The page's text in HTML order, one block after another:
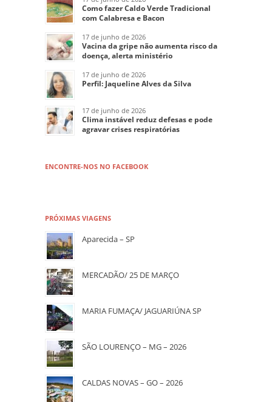
Como fazer Caldo Verde Tradicional
com Calabresa e Bacon
17 de junho de 2026
Vacina da gripe não aumenta risco da
doença, alerta ministério
17 de junho de 2026
Perfil: Jaqueline Alves da Silva
17 de junho de 2026
Clima instável reduz defesas e pode
agravar crises respiratórias
ENCONTRE-NOS NO FACEBOOK
PRÓXIMAS VIAGENS
Aparecida – SP
MERCADÃO/ 25 DE MARÇO
MARIA FUMAÇA/ JAGUARIÚNA SP
SÃO LOURENÇO – MG – 2026
CALDAS NOVAS – GO – 2026